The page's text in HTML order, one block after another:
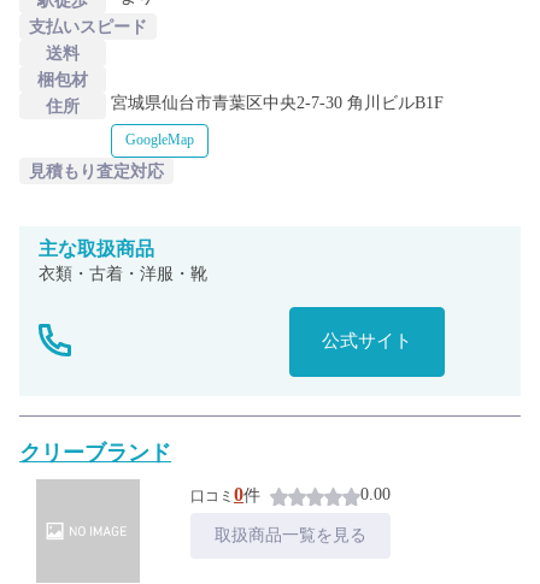
支払いスピード
送料
梱包材
住所
宮城県仙台市青葉区中央2-7-30 角川ビルB1F
GoogleMap
見積もり査定対応
主な取扱商品
衣類・古着・洋服・靴
公式サイト
クリーブランド
口コミ 0件 0.00
取扱商品一覧を見る